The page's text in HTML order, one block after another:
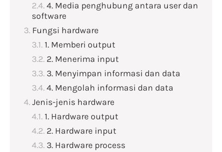
4. Media penghubung antara user dan
software
Fungsi hardware
1. Memberi output
2. Menerima input
3. Menyimpan informasi dan data
4. Mengolah informasi dan data
Jenis-jenis hardware
1. Hardware output
2. Hardware input
3. Hardware process